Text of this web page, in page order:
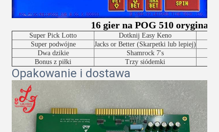
16 gier na POG 510
Super Pick Lotto Dotknij Easy Keno
Super podwójne
Jacks or Better (Skarpetki lub lepiej)
Dwa dzikie
Shamrock 7's
Bonus z piłki
Trzy siódemki
Opakowanie i dostawa